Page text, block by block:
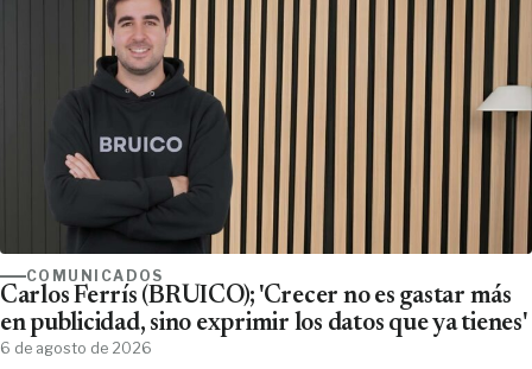
COMUNICADOS
Carlos Ferrís (BRUICO); 'Crecer no es gastar más
en publicidad, sino exprimir los datos que ya tienes'
6 de agosto de 2026